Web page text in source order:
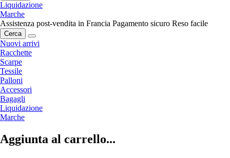
Liquidazione
Marche
Assistenza post-vendita in Francia Pagamento sicuro Reso facile
Cerca
Nuovi arrivi
Racchette
Scarpe
Tessile
Palloni
Accessori
Bagagli
Liquidazione
Marche
Aggiunta al carrello...